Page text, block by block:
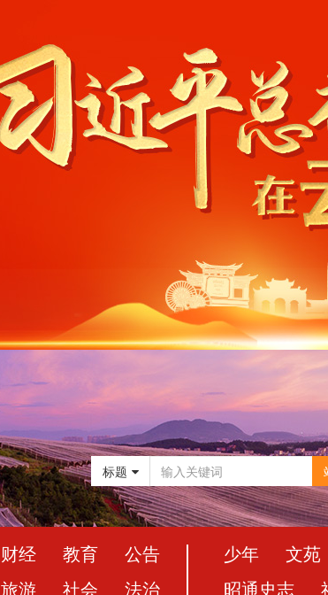
标题
财经 教育
公告
旅游
社会 法治
少年 文苑
昭通史志